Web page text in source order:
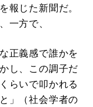
報じた新聞だ。
一方で、
正義感で誰かを
し、この調子だ
らいで叩かれる
」（社会学者の